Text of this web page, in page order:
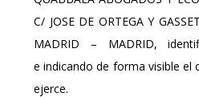
C/ JOSE DE ORTEGA Y
MADRID – MADRID,
e indicando de forma visible el
ejerce.